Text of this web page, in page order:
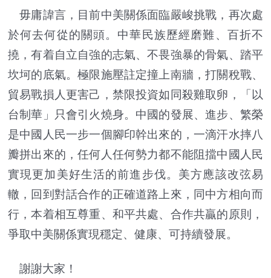
毋庸諱言，目前中美關係面臨嚴峻挑戰，再次處
於何去何從的關頭。中華民族歷經磨難、百折不
撓，有着自立自強的志氣、不畏強暴的骨氣、踏平
坎坷的底氣。極限施壓註定撞上南牆，打關稅戰、
貿易戰損人更害己，禁限投資如同殺雞取卵，「以
台制華」只會引火燒身。中國的發展、進步、繁榮
是中國人民一步一個腳印幹出來的，一滴汗水摔八
瓣拼出來的，任何人任何勢力都不能阻擋中國人民
實現更加美好生活的前進步伐。美方應該改弦易
轍，回到對話合作的正確道路上來，同中方相向而
行，本着相互尊重、和平共處、合作共贏的原則，
爭取中美關係實現穩定、健康、可持續發展。
謝謝大家！